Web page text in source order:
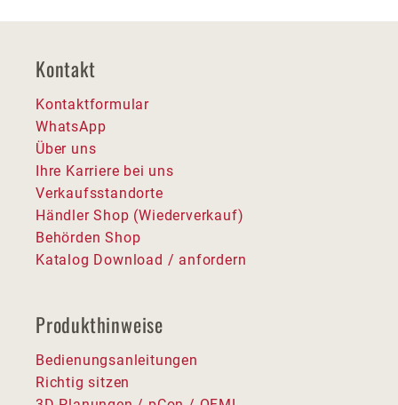
Kontakt
Kontaktformular
WhatsApp
Über uns
Ihre Karriere bei uns
Verkaufsstandorte
Händler Shop (Wiederverkauf)
Behörden Shop
Katalog Download / anfordern
Produkthinweise
Bedienungsanleitungen
Richtig sitzen